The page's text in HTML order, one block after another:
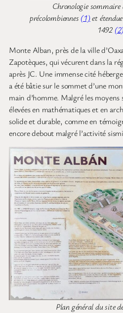
Chronologie
précolombiennes (1)et
1492
Monte Alban, près de la ville
Zapotèques, qui vécurent dans la
après JC. Une immense cité
a été bâtie sur le sommet d’une
main d’homme. Malgré les moyens
élevées en mathématiques et en
solide et durable, comme en
encore debout malgré l’activité
Plan général du site